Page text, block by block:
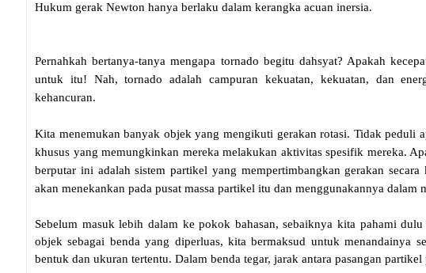
Hukum gerak Newton hanya berlaku dalam kerangka acuan inersia.
Pernahkah bertanya-tanya mengapa tornado begitu dahsyat? Apakah
untuk itu! Nah, tornado adalah campuran kekuatan, kekuatan, dan
kehancuran.
Kita menemukan banyak objek yang mengikuti gerakan rotasi. Tidak peduli
khusus yang memungkinkan mereka melakukan aktivitas spesifik mereka.
berputar ini adalah sistem partikel yang mempertimbangkan gerakan
akan menekankan pada pusat massa partikel itu dan menggunakannya dalam
Sebelum masuk lebih dalam ke pokok bahasan, sebaiknya kita pahami
objek sebagai benda yang diperluas, kita bermaksud untuk menandainya
bentuk dan ukuran tertentu. Dalam benda tegar, jarak antara pasangan